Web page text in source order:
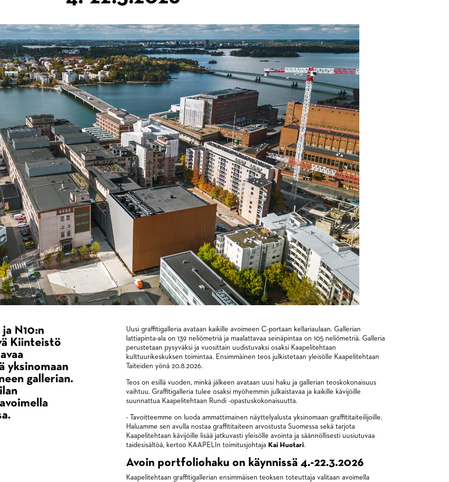
N10:n
Kiinteistö
yksinomaan
gallerian.
Uusi graffitigalleria avataan kaikille avoimeen C-portaan kellariaulaan. Gallerian
lattiapinta-ala on 139 neliömetriä ja maalattavaa seinäpintaa on 105 neliömetriä. Galleria
perustetaan pysyväksi ja vuosittain uudistuvaksi osaksi Kaapelitehtaan
kulttuurikeskuksen toimintaa. Ensimmäinen teos julkistetaan yleisölle Kaapelitehtaan
Taiteiden yönä 20.8.2026.
Teos on esillä vuoden, minkä jälkeen avataan uusi haku ja gallerian teoskokonaisuus
vaihtuu. Graffitigalleria tulee osaksi myöhemmin julkaistavaa ja kaikille kävijöille
suunnattua Kaapelitehtaan Rundi -opastuskokonaisuutta.
- Tavoitteemme on luoda ammattimainen näyttelyalusta yksinomaan graffititaiteilijoille.
Haluamme sen avulla nostaa graffititaiteen arvostusta Suomessa sekä tarjota
Kaapelitehtaan kävijöille lisää jatkuvasti yleisölle avointa ja säännöllisesti uusiutuvaa
taidesisältöä, kertoo KAAPELIn toimitusjohtaja Kai Huotari.
Avoin portfoliohaku on käynnissä 4.-22.3.2026
Kaapelitehtaan graffitigallerian ensimmäisen teoksen toteuttaja valitaan avoimella